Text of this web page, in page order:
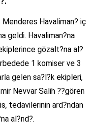
Menderes Havaliman? iç
geldi. Havaliman?na
gözalt?na al?
1 komiser ve 3
gelen sa?l?k ekipleri,
Nevvar Salih ??gören
tedavilerinin ard?ndan
al?nd?.